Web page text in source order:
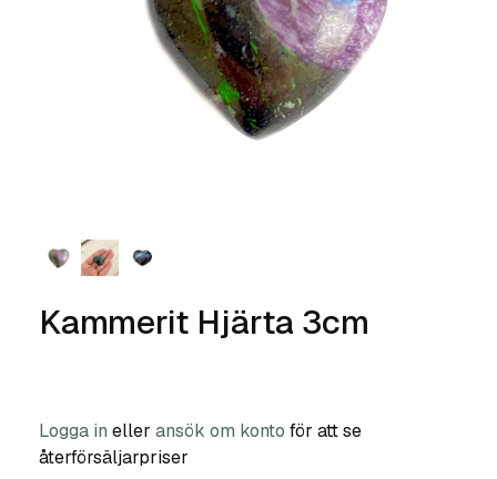
Kammerit Hjärta 3cm
Logga in eller ansök om konto för att se
återförsäljarpriser